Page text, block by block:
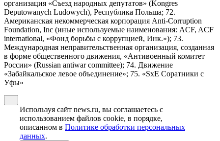
организация «Съезд народных депутатов» (Kongres
Deputowanych Ludowych), Республика Польша; 72.
Американская некоммерческая корпорация Anti-Corruption
Foundation, Inc (иные используемые наименования: ACF, ACF
international, «Фонд борьбы с коррупцией, Инк.»); 73.
Международная неправительственная организация, созданная
в форме общественного движения, «Антивоенный комитет
России» (Russian antiwar committee); 74. Движение
«Забайкальское левое объединение»; 75. «SxE Соратники с
Уфы»
Используя сайт news.ru, вы соглашаетесь с
использованием файлов cookie, в порядке,
описанном в Политике обработки персональных
данных.